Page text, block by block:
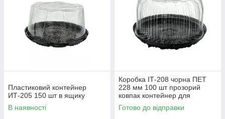
Пластиковий контейнер
ИТ-205 150 шт в ящику
В наявності
Коробка ІТ-208 чорна ПЕТ
228 мм 100 шт прозорий
ковпак контейнер для
пакування
Готово до відправки